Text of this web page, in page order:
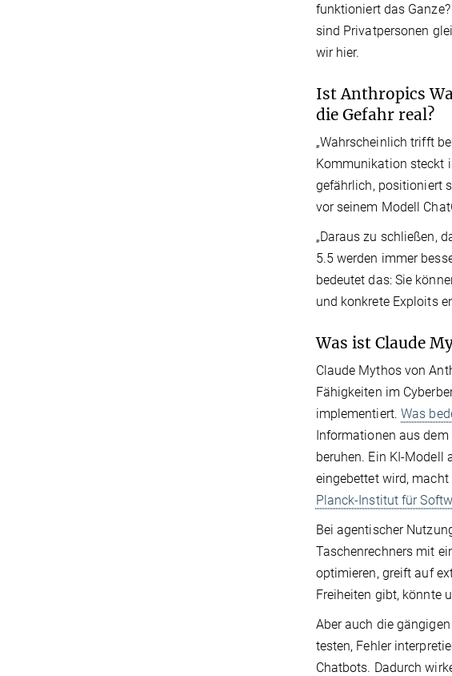
funktioniert das
sind Privatpersonen
wir hier.
Ist Anthropics
die Gefahr real?
„Wahrscheinlich trifft
Kommunikation steckt
gefährlich, positioniert
vor seinem Modell
„Daraus zu schließen,
5.5 werden immer
bedeutet das: Sie
und konkrete Exploits
Was ist Claude
Claude Mythos von
Fähigkeiten im
implementiert. Was
Informationen aus
beruhen. Ein KI-Modell
eingebettet wird,
Planck-Institut für
Bei agentischer
Taschenrechners mit
optimieren, greift auf
Freiheiten gibt, könnte
Aber auch die
testen, Fehler
Chatbots. Dadurch